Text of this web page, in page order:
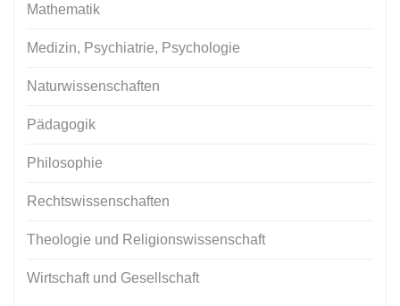
Mathematik
Medizin, Psychiatrie, Psychologie
Naturwissenschaften
Pädagogik
Philosophie
Rechtswissenschaften
Theologie und Religionswissenschaft
Wirtschaft und Gesellschaft